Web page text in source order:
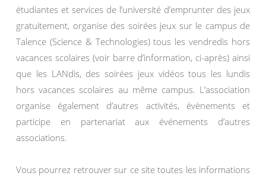
étudiantes et services de l’université d’emprunter des jeux
gratuitement, organise des soirées jeux sur le campus de
Talence (Science & Technologies) tous les vendredis hors
vacances scolaires (voir barre d’information, ci-après) ainsi
que les LANdis, des soirées jeux vidéos tous les lundis
hors vacances scolaires au même campus. L’association
organise également d’autres activités, évènements et
participe en partenariat aux événements d’autres
associations.
Vous pourrez retrouver sur ce site toutes les informations